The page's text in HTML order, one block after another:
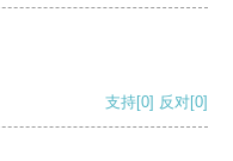
支持[0] 反对[0]